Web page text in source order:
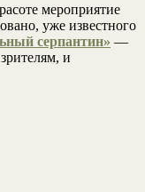
мероприятие
уже известного
серпантин» —
и